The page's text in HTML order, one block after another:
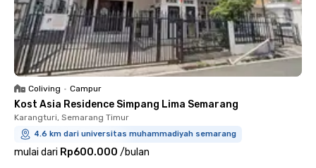
Coliving • Campur
Kost Asia Residence Simpang Lima Semarang
Karangturi, Semarang Timur
4.6 km dari universitas muhammadiyah semarang
mulai dari Rp600.000 /bulan